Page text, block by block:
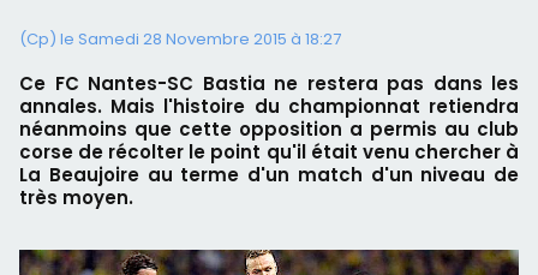
(Cp) le Samedi 28 Novembre 2015 à 18:27
Ce FC Nantes-SC Bastia ne restera pas dans les
annales. Mais l'histoire du championnat retiendra
néanmoins que cette opposition a permis au club
corse de récolter le point qu'il était venu chercher à
La Beaujoire au terme d'un match d'un niveau de
très moyen.